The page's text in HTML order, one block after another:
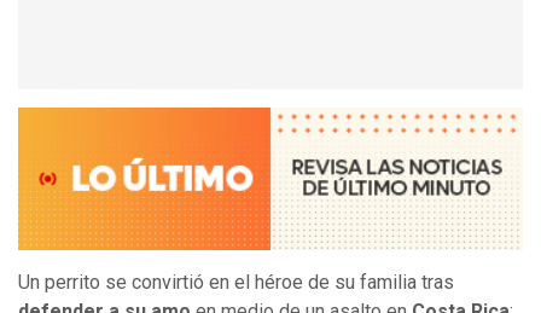
Un perrito se convirtió en el héroe de su familia tras